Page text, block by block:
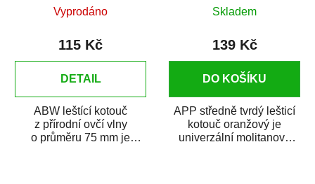
zip
Vyprodáno
115 Kč
DETAIL
ABW leštící kotouč
z přírodní ovčí vlny
o průměru 75 mm je
Skladem
139 Kč
DO KOŠÍKU
APP středně tvrdý lešticí
kotouč oranžový je
univerzální molitanový